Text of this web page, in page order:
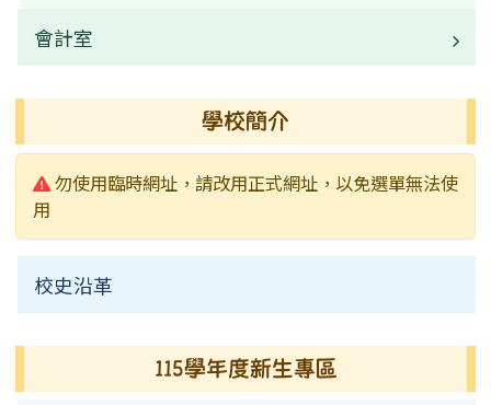
新聞采風
115學年度新生專區
檔案下載
榮譽榜
會計室
業務職掌
校園公告
學校簡介
警告:
勿使用臨時網址，請改用正式網址，以免選單無法使
用
校史沿革
115學年度新生專區